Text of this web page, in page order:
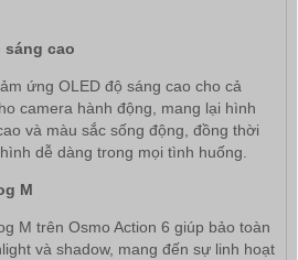
sáng cao
ứng OLED độ sáng cao cho cả
camera hành động, mang lại hình
và màu sắc sống động, đồng thời
dễ dàng trong mọi tình huống.
M
M trên Osmo Action 6 giúp bảo toàn
và shadow, mang đến sự linh hoạt